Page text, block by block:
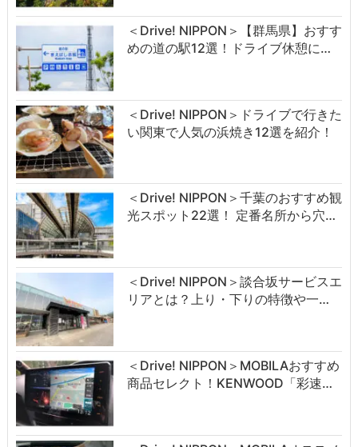
＜Drive! NIPPON＞【群馬県】おすす
めの道の駅12選！ドライブ休憩に…
＜Drive! NIPPON＞ドライブで行きた
い関東で人気の浜焼き12選を紹介！
＜Drive! NIPPON＞千葉のおすすめ観
光スポット22選！ 定番名所から穴…
＜Drive! NIPPON＞談合坂サービスエ
リアとは？上り・下りの特徴や一…
＜Drive! NIPPON＞MOBILAおすすめ
商品セレクト！KENWOOD「彩速…